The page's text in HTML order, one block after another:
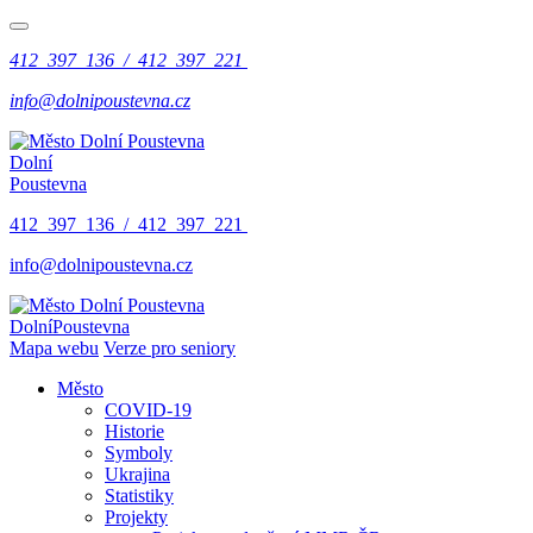
412 397 136 / 412 397 221
info@dolnipoustevna.cz
Dolní
Poustevna
412 397 136 / 412 397 221
info@dolnipoustevna.cz
DolníPoustevna
Mapa webu Verze pro seniory
Město
COVID-19
Historie
Symboly
Ukrajina
Statistiky
Projekty